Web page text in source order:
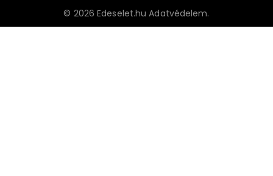
© 2026 Edeselet.huAdatvédelem.